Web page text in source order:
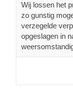
Wij lossen het
zo gunstig
verzegelde
opgeslagen in